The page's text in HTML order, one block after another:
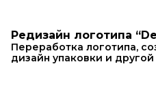
Редизайн логотипа
Переработка логотипа,
дизайн упаковки и